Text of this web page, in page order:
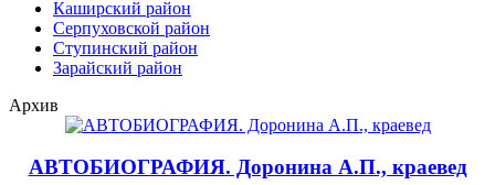
Каширский район
Серпуховской район
Ступинский район
Зарайский район
Архив
АВТОБИОГРАФИЯ. Доронина А.П., краевед